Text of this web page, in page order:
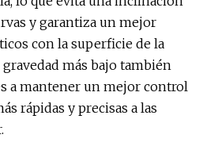
y garantiza un mejor
con la superficie de la
más bajo también
a mantener un mejor control
rápidas y precisas a las